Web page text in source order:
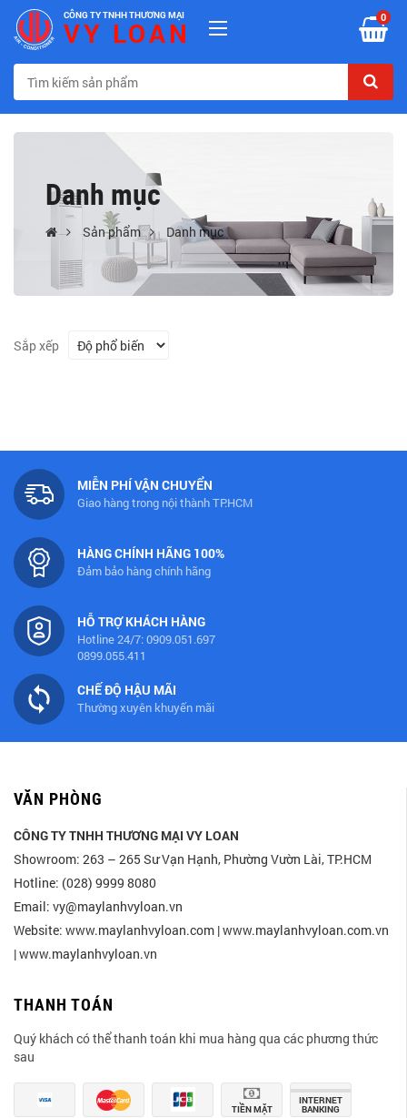
CÔNG TY TNHH THƯƠNG MẠI
VY LOAN 0
Danh mục
Sản phẩm Danh mục
Sắp xếp
MIỄN PHÍ VẬN CHUYỂN
Giao hàng trong nội thành TP.HCM
HÀNG CHÍNH HÃNG 100%
Đảm bảo hàng chính hãng
HỖ TRỢ KHÁCH HÀNG
Hotline 24/7: 0909.051.697
0899.055.411
CHẾ ĐỘ HẬU MÃI
Thường xuyên khuyến mãi
VĂN PHÒNG
CÔNG TY TNHH THƯƠNG MẠI VY LOAN
Showroom: 263 – 265 Sư Vạn Hạnh, Phường Vườn Lài, TP.HCM
Hotline: (028) 9999 8080
Email: vy@maylanhvyloan.vn
Website: www.maylanhvyloan.com | www.maylanhvyloan.com.vn
| www.maylanhvyloan.vn
THANH TOÁN
Quý khách có thể thanh toán khi mua hàng qua các phương thức
sau
TIỀN MẶT
INTERNET
BANKING